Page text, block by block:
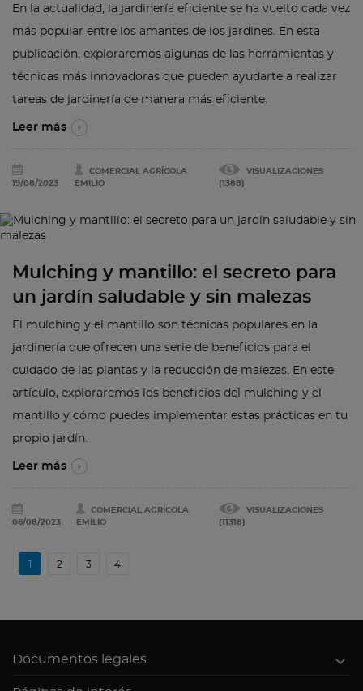
En la actualidad, la jardinería eficiente se ha vuelto cada vez
más popular entre los amantes de los jardines. En esta
publicación, exploraremos algunas de las herramientas y
técnicas más innovadoras que pueden ayudarte a realizar
tareas de jardinería de manera más eficiente.
Leer más
19/08/2023
COMERCIAL AGRÍCOLA
EMILIO
VISUALIZACIONES
(1388)
Mulching y mantillo: el secreto para
un jardín saludable y sin malezas
El mulching y el mantillo son técnicas populares en la
jardinería que ofrecen una serie de beneficios para el
cuidado de las plantas y la reducción de malezas. En este
artículo, exploraremos los beneficios del mulching y el
mantillo y cómo puedes implementar estas prácticas en tu
propio jardín.
Leer más
06/08/2023
COMERCIAL AGRÍCOLA
EMILIO
VISUALIZACIONES
(11318)
1 2 3 4
Documentos legales 